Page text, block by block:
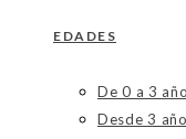
EDADES
De 0 a 3
Desde 3